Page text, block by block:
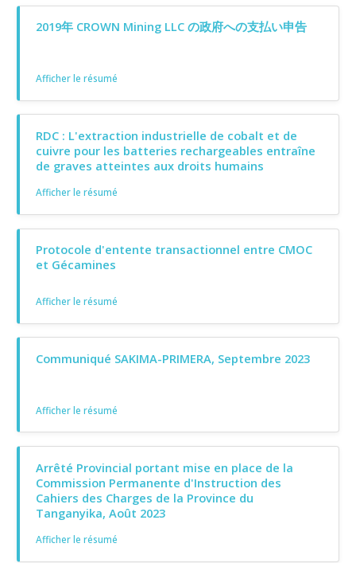
2019年 CROWN Mining LLC の政府への支払い申告
Afficher le résumé
RDC : L'extraction industrielle de cobalt et de
cuivre pour les batteries rechargeables entraîne
de graves atteintes aux droits humains
Afficher le résumé
Protocole d'entente transactionnel entre CMOC
et Gécamines
Afficher le résumé
Communiqué SAKIMA-PRIMERA, Septembre 2023
Afficher le résumé
Arrêté Provincial portant mise en place de la
Commission Permanente d'Instruction des
Cahiers des Charges de la Province du
Tanganyika, Août 2023
Afficher le résumé